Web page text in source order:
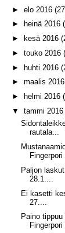
► elo 2016
►
heinä 2016
►
kesä 2016
► touko 2016
► huhti 2016
► maalis 2016
►
helmi 2016
▼ tammi 2016
rautala...
Paljon
28.1....
Ei kasetti
27....
Paino
Fingerpori